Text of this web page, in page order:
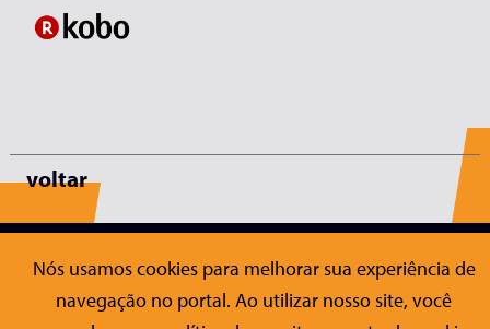
voltar
Editora Conrad
Sobre a Conrad
Publicações
Nós usamos cookies para melhorar sua experiência de
navegação no portal. Ao utilizar nosso site, você